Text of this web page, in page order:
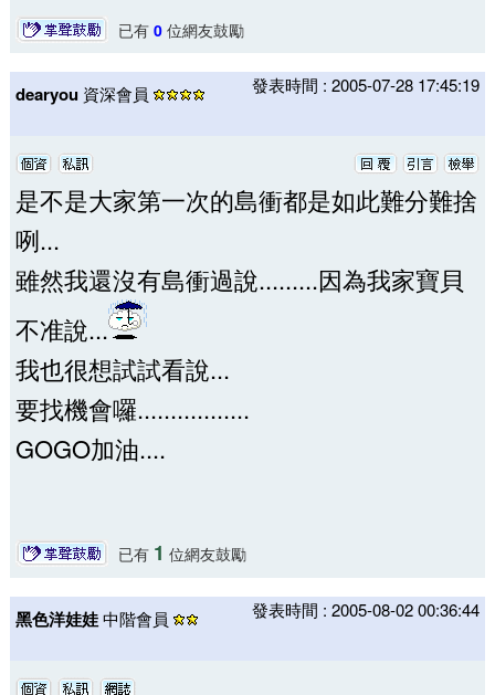
已有 0位網友鼓勵
dearyou 資深會員 發表時間 : 2005-07-28 17:45:19
是不是大家第一次的島衝都是如此難分難捨
咧...
雖然我還沒有島衝過說.........因為我家寶貝
不准說...
我也很想試試看說...
要找機會囉.................
GOGO加油....
已有 1 位網友鼓勵
黑色洋娃娃中階會員 發表時間 : 2005-08-02 00:36:44